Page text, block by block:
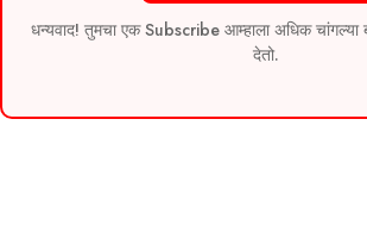
धन्यवाद! तुमचा एक Subscribe आम्हाला अधिक चांगल्या
देतो.